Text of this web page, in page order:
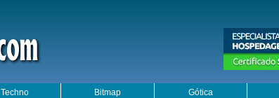
Techno Bitmap Gótica